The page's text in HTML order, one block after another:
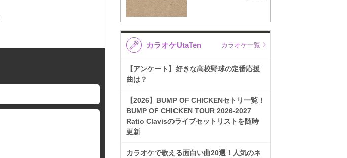
カラオケUtaTen カラオケ一覧
【アンケート】好きな高校野球の定番応援
曲は？
【2026】BUMP OF CHICKENセトリ一覧！
BUMP OF CHICKEN TOUR 2026-2027
Ratio Clavisのライブセットリストを随時
更新
カラオケで歌える面白い曲20選！人気のネ